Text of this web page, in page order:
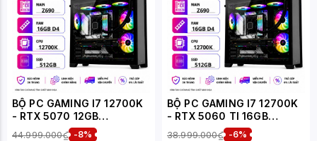
BỘ PC GAMING I7 12700K
- RTX 5070 12GB
(XUEPC066-G)
44.999.000₫ -8%
BỘ PC GAMING I7 12700K
- RTX 5060 TI 16GB
(XUEPC065-G)
38.999.000₫ -6%